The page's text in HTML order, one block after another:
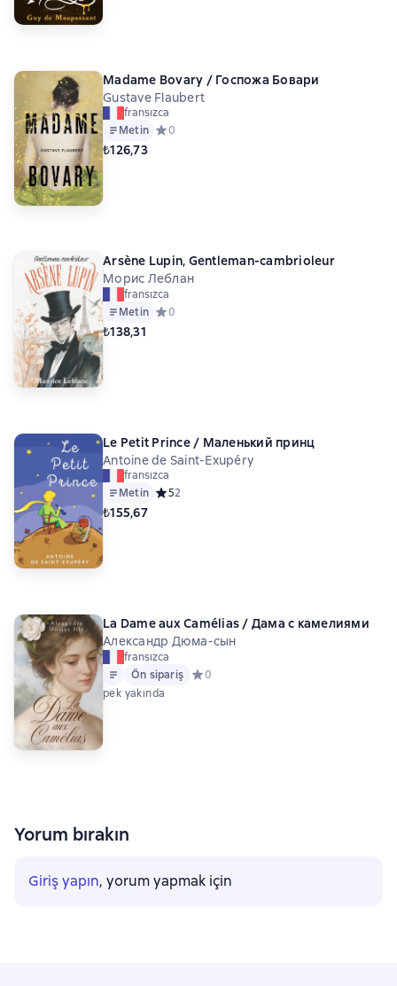
Madame Bovary / Госпожа Бовари
Gustave Flaubert
fransızca
Metin Средний рейтинг 0 на основе 0 оценок
0
₺126,73
Arsène Lupin, Gentleman-cambrioleur
Морис Леблан
fransızca
Metin Средний рейтинг 0 на основе 0 оценок
0
₺138,31
Le Petit Prince / Маленький принц
Antoine de Saint-Exupéry
fransızca
Metin Средний рейтинг 5 на основе 2 оценок
52
₺155,67
La Dame aux Camélias / Дама с камелиями
Александр Дюма-сын
fransızca
Metin Ön sipariş
Ön sipariş Средний рейтинг 0 на основе 0 оценок
0
pek yakında
Yorum bırakın
Giriş yapın, yorum yapmak için